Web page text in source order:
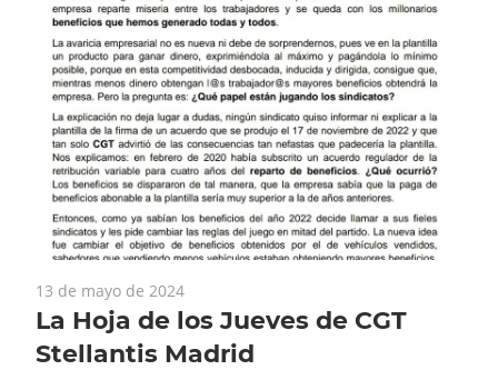
13 de mayo de 2024
La Hoja de los Jueves de CGT
Stellantis Madrid